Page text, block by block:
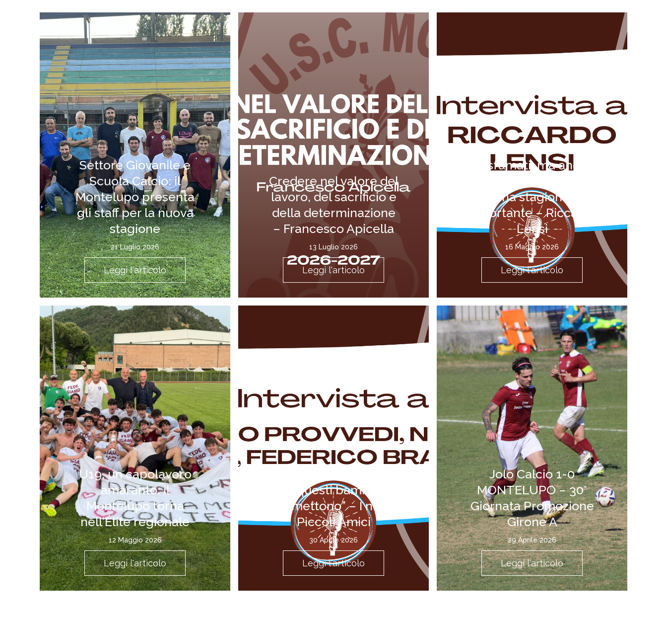
Settore Giovanile e
Scuola Calcio: il
Montelupo presenta
gli staff per la nuova
stagione
21 Luglio 2026
Leggi l'articolo
Credere nel valore del
lavoro, del sacrificio e
della determinazione
– Francesco Apicella
13 Luglio 2026
Leggi l'articolo
off sfumati, ma anche
una stagione
importante – Riccardo
Lensi
16 Maggio 2026
Leggi l'articolo
U19, un capolavoro
amaranto: il
Montelupo torna
nell’Élite regionale
12 Maggio 2026
Leggi l'articolo
che questi bambini ci
trasmettono” – I nostri
Piccoli Amici
30 Aprile 2026
Leggi l'articolo
Jolo Calcio 1-0
MONTELUPO – 30°
Giornata Promozione
Girone A
29 Aprile 2026
Leggi l'articolo